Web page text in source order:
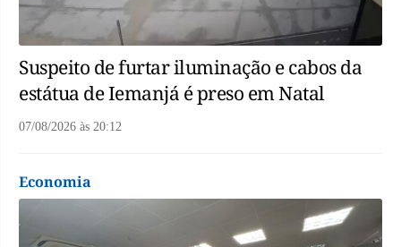
Suspeito de furtar iluminação e cabos da
estátua de Iemanjá é preso em Natal
07/08/2026 às 20:12
Economia